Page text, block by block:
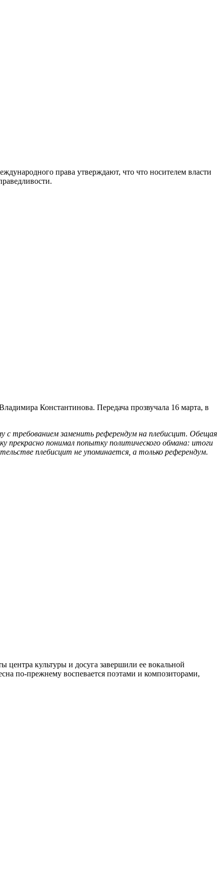
права утверждают, что что носителем власти
Константинова. Передача прозвучала 16 марта, в
с требованием заменить референдум на плебисцит. Обещая
прекрасно понимал попытку политического обмана: итоги
плебисцит не упоминается, а только референдум.
культуры и досуга завершили ее вокальной
по-прежнему воспевается поэтами и композиторами,